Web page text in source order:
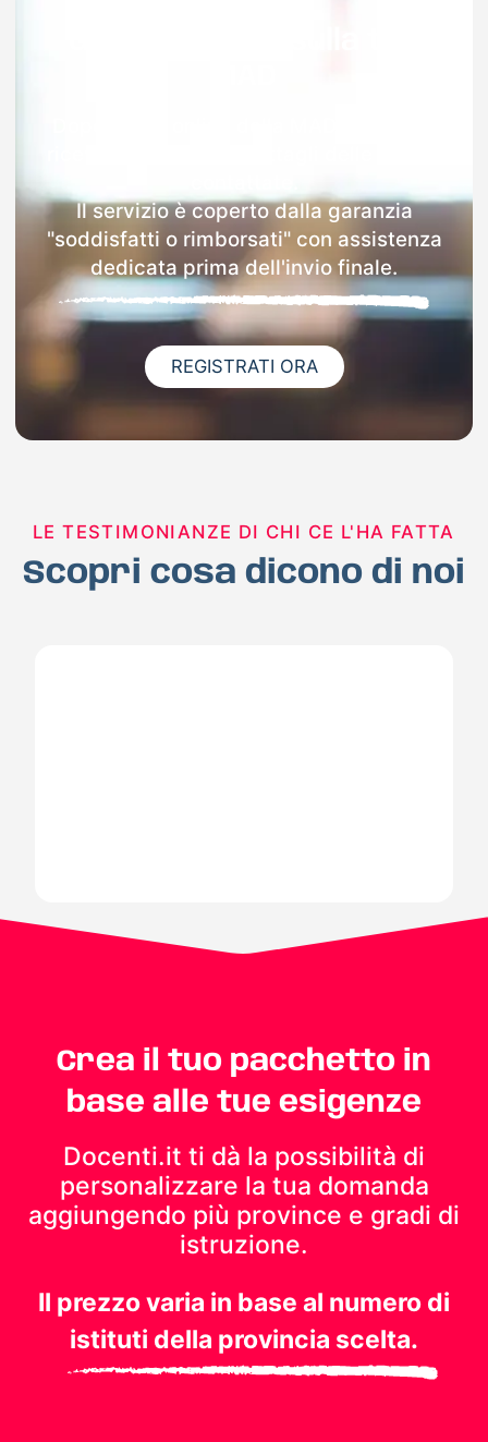
Il servizio è coperto dalla garanzia
"soddisfatti o rimborsati" con assistenza
dedicata prima dell'invio finale.
REGISTRATI ORA
LE TESTIMONIANZE DI CHI CE L'HA FATTA
Scopri cosa dicono di noi
Crea il tuo pacchetto in
base alle tue esigenze
Docenti.it ti dà la possibilità di
personalizzare la tua domanda
aggiungendo più province e gradi di
istruzione.
Il prezzo varia in base al numero di
istituti della provincia scelta.